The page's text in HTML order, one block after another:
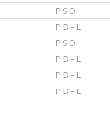
P S D
P D – L
P S D
P D – L
P D – L
P D – L